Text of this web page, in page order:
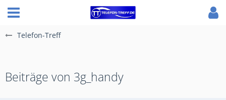
Telefon-Treff
Beiträge von 3g_handy